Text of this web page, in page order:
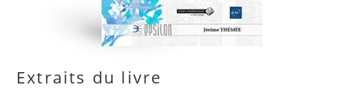
Extraits du livre